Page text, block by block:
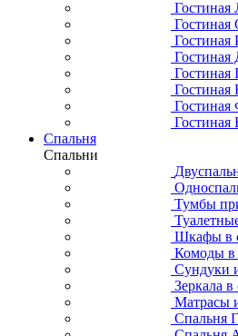
Гостиная
Гостиная
Гостиная
Гостиная
Гостиная
Гостиная
Спальня
Спальни
Тумбы
Шкафы в
Комоды в
Сундуки
Зеркала
Матрасы
Спальня